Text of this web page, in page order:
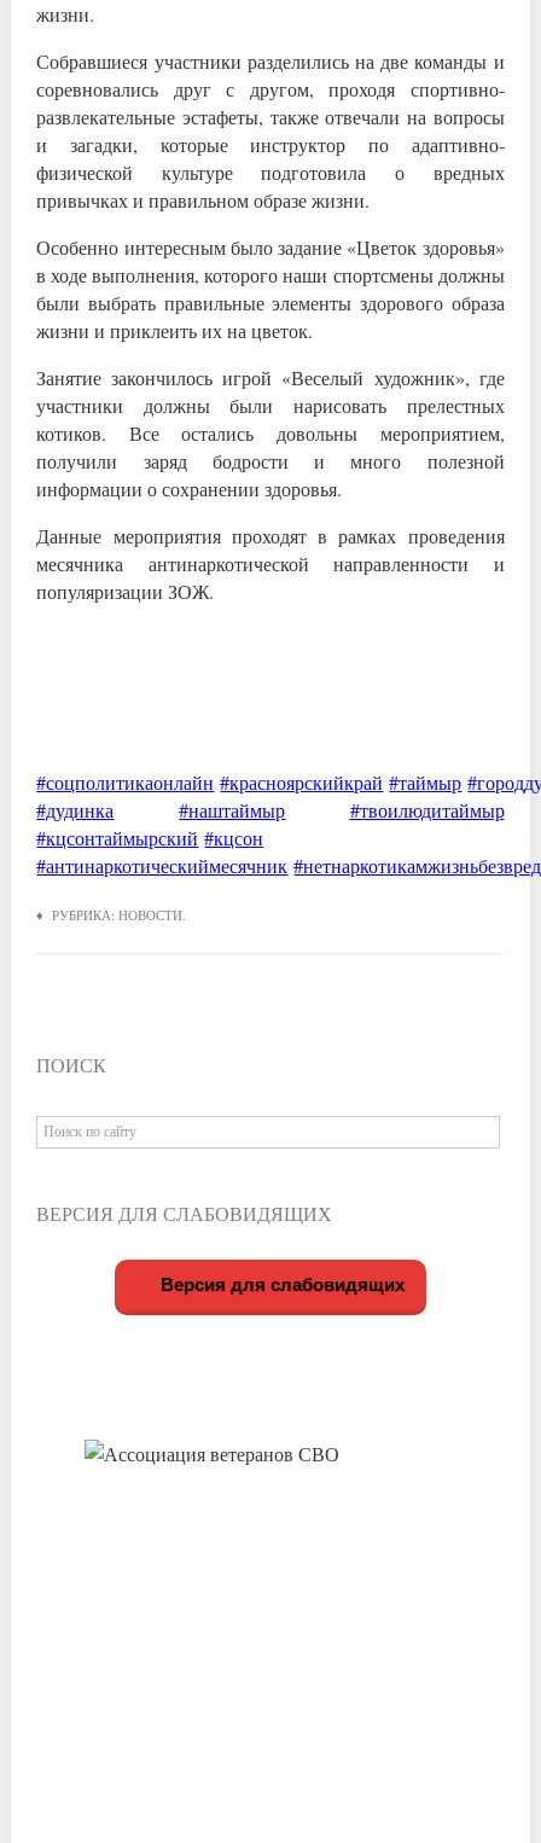
жизни.
Собравшиеся участники разделились на две команды и
соревновались друг с другом, проходя спортивно-
развлекательные эстафеты, также отвечали на вопросы
и загадки, которые инструктор по адаптивно-
физической культуре подготовила о вредных
привычках и правильном образе жизни.
Особенно интересным было задание «Цветок здоровья»
в ходе выполнения, которого наши спортсмены должны
были выбрать правильные элементы здорового образа
жизни и приклеить их на цветок.
Занятие закончилось игрой «Веселый художник», где
участники должны были нарисовать прелестных
котиков. Все остались довольны мероприятием,
получили заряд бодрости и много полезной
информации о сохранении здоровья.
Данные мероприятия проходят в рамках проведения
месячника антинаркотической направленности и
популяризации ЗОЖ.
#соцполитикаонлайн #красноярскийкрай #таймыр
#дудинка
#наштаймыр
#твоилюдитаймыр
#кцсонтаймырский #кцсон
#антинаркотическиймесячник
♦ РУБРИКА:НОВОСТИ.
ПОИСК
ВЕРСИЯ ДЛЯ СЛАБОВИДЯЩИХ
Версия для слабовидящих